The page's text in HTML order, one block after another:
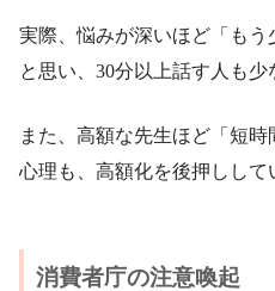
実際、悩みが深いほど「もう
と思い、30分以上話す人も少
また、高額な先生ほど「短
心理も、高額化を後押しして
消費者庁の注意喚起